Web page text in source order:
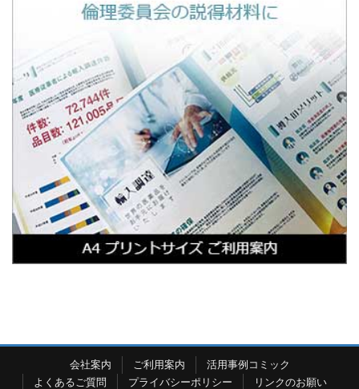
会社案内 ご利用案内
活用事例コミック
よくあるご質問
プライバシーポリシー
リンクのお願い